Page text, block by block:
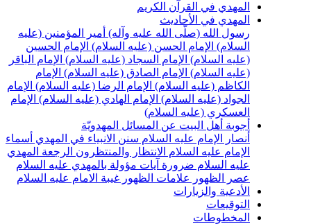
في القرآن الكريم
في الأحاديث
الله (صلّى الله عليه وآله) أمير المؤمنين (عليه
الإمام الحسن (عليه السلام) الإمام الحسين
الإمام السجاد (عليه السلام) الإمام الباقر
الإمام الصادق (عليه السلام) الإمام
(عليه السلام) الإمام الرضا (عليه السلام) الإمام
(عليه السلام) الإمام الهادي (عليه السلام) الإمام
(عليه السلام)
أهل البيت عن المسائل المهدويّة
الإمام عليه السلامسنن الانبياء في المهديأسماء
عليه السلامالانتظار والمنتظرونالرجعةالمهدي
السلام ضرورة آيات مؤولة بالمهدي عليه السلام
علامات الظهورغيبة الامام عليه السلام
والزيارات